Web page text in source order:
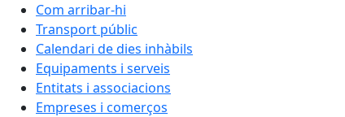
Com arribar-hi
Transport públic
Calendari de dies inhàbils
Equipaments i serveis
Entitats i associacions
Empreses i comerços